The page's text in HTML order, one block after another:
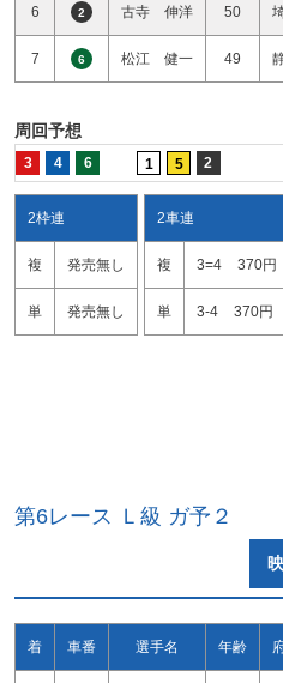
6 2 古寺 伸洋 50
7 6 松江 健一 49
周回予想
3 4 6 1 5 2
2枠連
複 発売無し
単 発売無し
2車連
複 3=4 370円
単 3-4 370円
第6レース Ｌ級 ガ予２
着 車番 選手名 年齢